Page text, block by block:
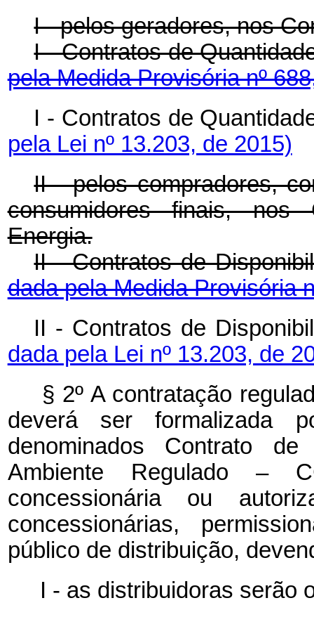
I - pelos geradores, nos
I - Contratos de
pela Medida Provisória nº
I - Contratos de
pela Lei nº 13.203, de 2015)
II - pelos compradores,
consumidores finais, nos
Energia.
II - Contratos de
dada pela Medida Provisória
II - Contratos de
dada pela Lei nº 13.203, de
§ 2º A contratação
deverá ser formalizada
denominados Contrato
Ambiente Regulado –
concessionária ou
concessionárias,
público de distribuição,
I - as distribuidoras serão